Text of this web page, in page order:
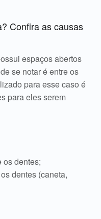
Confira as causas
espaços abertos
se notar é entre os
para esse caso é
para eles serem
os dentes;
dentes (caneta,